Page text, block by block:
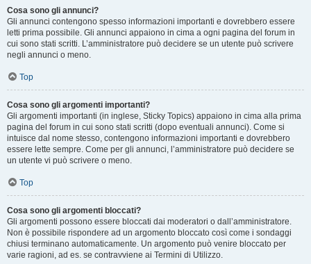
Cosa sono gli annunci?
Gli annunci contengono spesso informazioni importanti e dovrebbero essere
letti prima possibile. Gli annunci appaiono in cima a ogni pagina del forum in
cui sono stati scritti. L’amministratore può decidere se un utente può scrivere
negli annunci o meno.
Top
Cosa sono gli argomenti importanti?
Gli argomenti importanti (in inglese, Sticky Topics) appaiono in cima alla prima
pagina del forum in cui sono stati scritti (dopo eventuali annunci). Come si
intuisce dal nome stesso, contengono informazioni importanti e dovrebbero
essere lette sempre. Come per gli annunci, l’amministratore può decidere se
un utente vi può scrivere o meno.
Top
Cosa sono gli argomenti bloccati?
Gli argomenti possono essere bloccati dai moderatori o dall’amministratore.
Non è possibile rispondere ad un argomento bloccato così come i sondaggi
chiusi terminano automaticamente. Un argomento può venire bloccato per
varie ragioni, ad es. se contravviene ai Termini di Utilizzo.